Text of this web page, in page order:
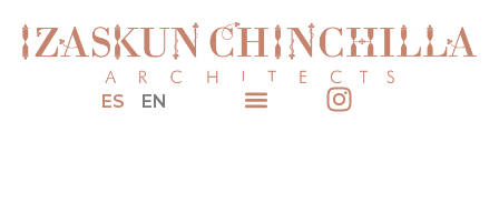
ES EN